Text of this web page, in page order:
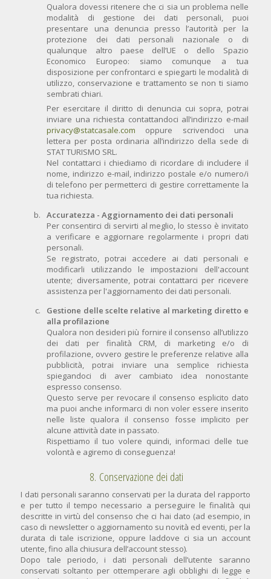
Qualora dovessi ritenere che ci sia un problema nelle
modalità di gestione dei dati personali, puoi
presentare una denuncia presso l’autorità per la
protezione dei dati personali nazionale o di
qualunque altro paese dell’UE o dello Spazio
Economico Europeo: siamo comunque a tua
disposizione per confrontarci e spiegarti le modalità di
utilizzo, conservazione e trattamento se non ti siamo
sembrati chiari.
Per esercitare il diritto di denuncia cui sopra, potrai
inviare una richiesta contattandoci all’indirizzo e-mail
privacy@statcasale.com oppure scrivendoci una
lettera per posta ordinaria all’indirizzo della sede di
STAT TURISMO SRL.
Nel contattarci i chiediamo di ricordare di includere il
nome, indirizzo e-mail, indirizzo postale e/o numero/i
di telefono per permetterci di gestire correttamente la
tua richiesta.
Accuratezza - Aggiornamento dei dati personali
Per consentirci di servirti al meglio, lo stesso è invitato
a verificare e aggiornare regolarmente i propri dati
personali.
Se registrato, potrai accedere ai dati personali e
modificarli utilizzando le impostazioni dell'account
utente; diversamente, potrai contattarci per ricevere
assistenza per l'aggiornamento dei dati personali.
Gestione delle scelte relative al marketing diretto e
alla profilazione
Qualora non desideri più fornire il consenso all’utilizzo
dei dati per finalità CRM, di marketing e/o di
profilazione, ovvero gestire le preferenze relative alla
pubblicità, potrai inviare una semplice richiesta
spiegandoci di aver cambiato idea nonostante
espresso consenso.
Questo serve per revocare il consenso esplicito dato
ma puoi anche informarci di non voler essere inserito
nelle liste qualora il consenso fosse implicito per
alcune attività date in passato.
Rispettiamo il tuo volere quindi, informaci delle tue
volontà e agiremo di conseguenza!
8. Conservazione dei dati
I dati personali saranno conservati per la durata del rapporto
e per tutto il tempo necessario a perseguire le finalità qui
descritte in virtù del consenso che ci hai dato (ad esempio, in
caso di newsletter o aggiornamento su novità ed eventi, per la
durata di tale iscrizione, oppure laddove ci sia un account
utente, fino alla chiusura dell’account stesso).
Dopo tale periodo, i dati personali dell’utente saranno
conservati soltanto per ottemperare agli obblighi di legge e